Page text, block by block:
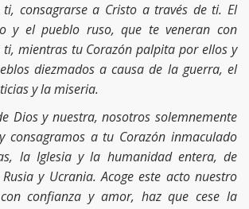
ti, consagrarse a Cristo a través de ti. El
y el pueblo ruso, que te veneran con
mientras tu Corazón palpita por ellos y
diezmados a causa de la guerra, el
y la miseria.
Dios y nuestra, nosotros solemnemente
consagramos a tu Corazón inmaculado
la Iglesia y la humanidad entera, de
y Ucrania. Acoge este acto nuestro
confianza y amor, haz que cese la